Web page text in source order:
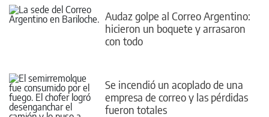
Audaz golpe al Correo Argentino:
hicieron un boquete y arrasaron
con todo
Se incendió un acoplado de una
empresa de correo y las pérdidas
fueron totales